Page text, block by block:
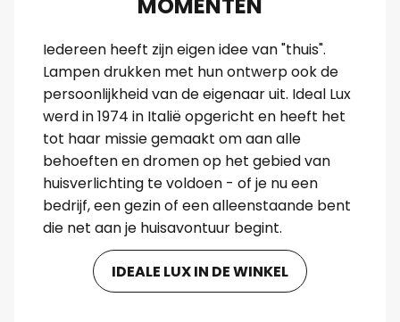
MOMENTEN
Iedereen heeft zijn eigen idee van "thuis".
Lampen drukken met hun ontwerp ook de
persoonlijkheid van de eigenaar uit. Ideal Lux
werd in 1974 in Italië opgericht en heeft het
tot haar missie gemaakt om aan alle
behoeften en dromen op het gebied van
huisverlichting te voldoen - of je nu een
bedrijf, een gezin of een alleenstaande bent
die net aan je huisavontuur begint.
IDEALE LUX IN DE WINKEL